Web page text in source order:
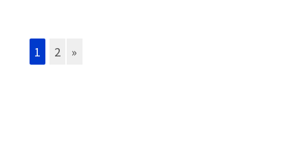
1 2 »